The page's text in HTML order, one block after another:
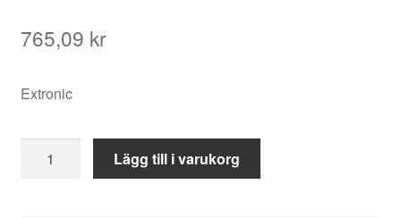
765,09 kr
Extronic
Installationsborr
16x1000mm
Lägg till i varukorg